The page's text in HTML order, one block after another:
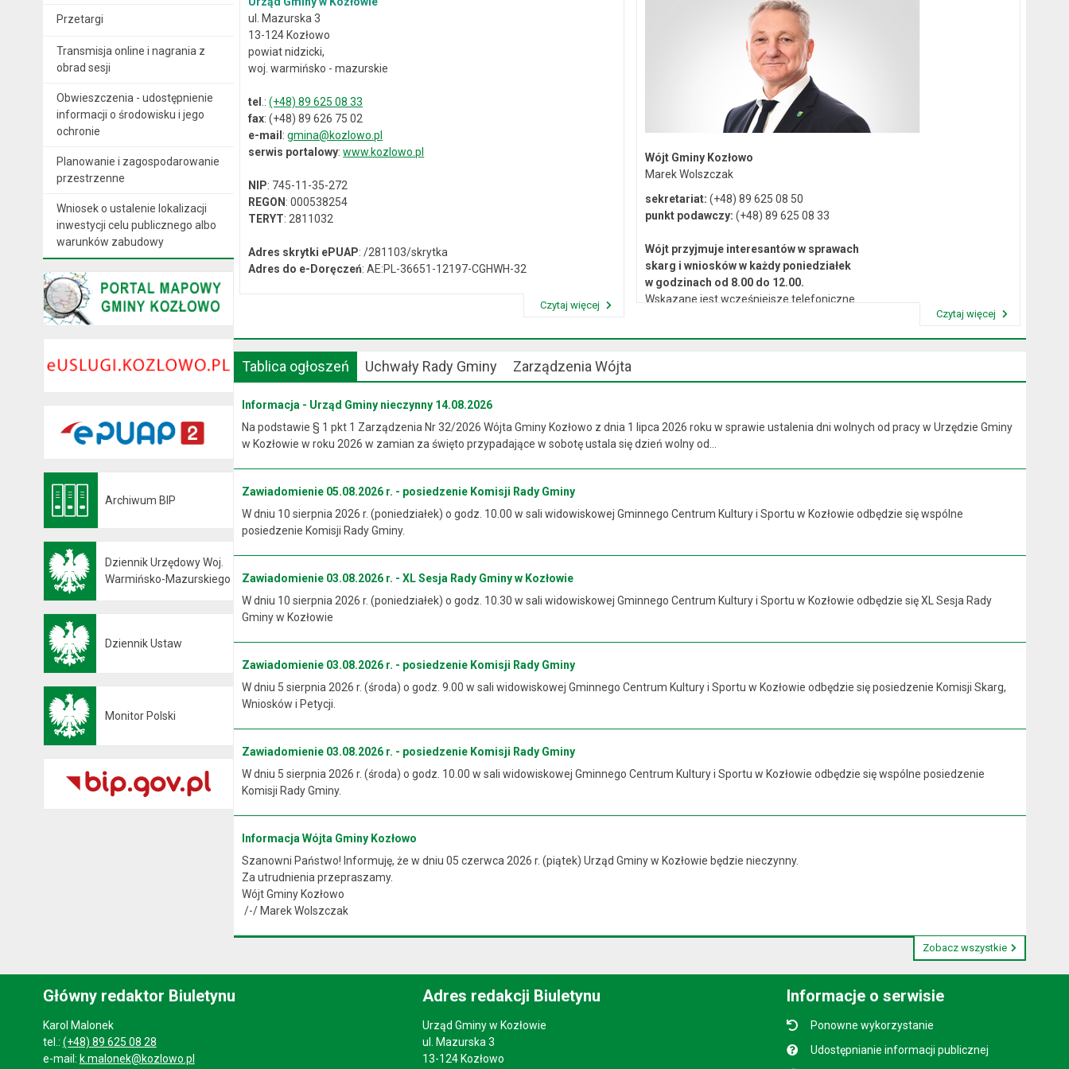
Przetargi
Transmisja online i nagrania z
obrad sesji
Obwieszczenia - udostępnienie
informacji o środowisku i jego
ochronie
Planowanie i zagospodarowanie
przestrzenne
Wniosek o ustalenie lokalizacji
inwestycji celu publicznego albo
warunków zabudowy
Archiwum BIP
Dziennik Urzędowy Woj.
Warmińsko-Mazurskiego
Dziennik Ustaw
Monitor Polski
ul. Mazurska 3
13-124 Kozłowo
powiat nidzicki,
woj. warmińsko - mazurskie
tel .:(+48) 89 625 08 33
fax: (+48) 89 626 75 02
e-mail :gmina@kozlowo.pl
serwis portalowy:www.kozlowo.pl
NIP: 745-11-35-272
REGON : 000538254
TERYT: 2811032
Adres skrytki ePUAP: /281103/skrytka
Adres do e-Doręczeń: AE:PL-36651-12197-CGHWH-32
Czytaj więcej
Wójt Gminy Kozłowo
Marek Wolszczak
sekretariat: (+48) 89 625 08 50
punkt podawczy: (+48) 89 625 08 33
Wójt przyjmuje interesantów w sprawach
skarg i wniosków w każdy poniedziałek
w godzinach od 8.00 do 12.00.
Wskazane jest wcześniejsze telefoniczne
Czytaj więcej
Tablica ogłoszeń Uchwały Rady Gminy Zarządzenia Wójta
Informacja - Urząd Gminy nieczynny 14.08.2026
Na podstawie § 1 pkt 1 Zarządzenia Nr 32/2026 Wójta Gminy Kozłowo z dnia 1 lipca 2026 roku w sprawie ustalenia dni wolnych od pracy w Urzędzie Gminy
w Kozłowie w roku 2026 w zamian za święto przypadające w sobotę ustala się dzień wolny od...
Zawiadomienie 05.08.2026 r. - posiedzenie Komisji Rady Gminy
W dniu 10 sierpnia 2026 r. (poniedziałek) o godz. 10.00 w sali widowiskowej Gminnego Centrum Kultury i Sportu w Kozłowie odbędzie się wspólne
posiedzenie Komisji Rady Gminy.
Zawiadomienie 03.08.2026 r. - XL Sesja Rady Gminy w Kozłowie
W dniu 10 sierpnia 2026 r. (poniedziałek) o godz. 10.30 w sali widowiskowej Gminnego Centrum Kultury i Sportu w Kozłowie odbędzie się XL Sesja Rady
Gminy w Kozłowie
Zawiadomienie 03.08.2026 r. - posiedzenie Komisji Rady Gminy
W dniu 5 sierpnia 2026 r. (środa) o godz. 9.00 w sali widowiskowej Gminnego Centrum Kultury i Sportu w Kozłowie odbędzie się posiedzenie Komisji Skarg,
Wniosków i Petycji.
Zawiadomienie 03.08.2026 r. - posiedzenie Komisji Rady Gminy
W dniu 5 sierpnia 2026 r. (środa) o godz. 10.00 w sali widowiskowej Gminnego Centrum Kultury i Sportu w Kozłowie odbędzie się wspólne posiedzenie
Komisji Rady Gminy.
Informacja Wójta Gminy Kozłowo
Szanowni Państwo! Informuję, że w dniu 05 czerwca 2026 r. (piątek) Urząd Gminy w Kozłowie będzie nieczynny.
Za utrudnienia przepraszamy.
Wójt Gminy Kozłowo
/-/ Marek Wolszczak
Zobacz wszystkie
Główny redaktor Biuletynu
Karol Malonek
tel.: (+48) 89 625 08 28
e-mail: k.malonek@kozlowo.pl
Adres redakcji Biuletynu
Urząd Gminy w Kozłowie
ul. Mazurska 3
13-124 Kozłowo
Informacje o serwisie
Ponowne wykorzystanie
Udostępnianie informacji publicznej